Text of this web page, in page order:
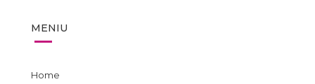
MENIU
Home